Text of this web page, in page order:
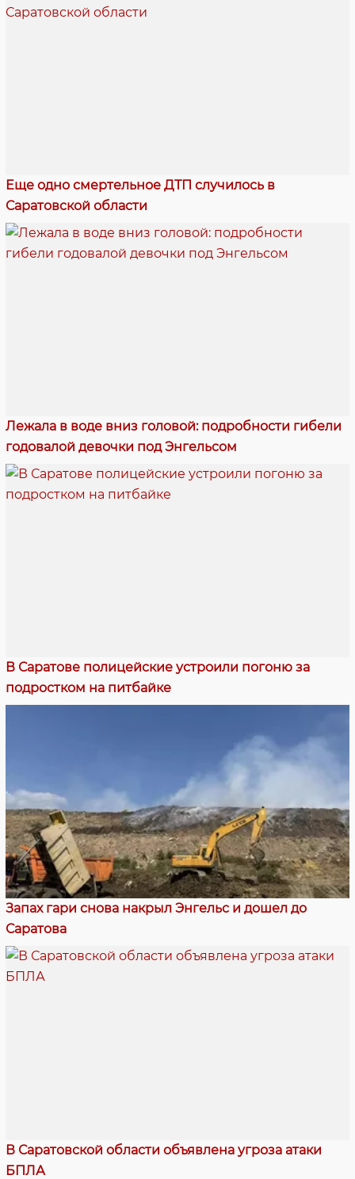
Еще одно смертельное ДТП случилось в
Саратовской области
Лежала в воде вниз головой: подробности гибели
годовалой девочки под Энгельсом
В Саратове полицейские устроили погоню за
подростком на питбайке
Запах гари снова накрыл Энгельс и дошел до
Саратова
В Саратовской области объявлена угроза атаки
БПЛА